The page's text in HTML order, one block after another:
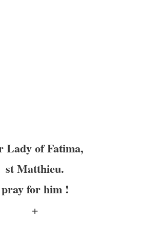
Lady of Fatima,
st Matthieu.
pray for him !
+